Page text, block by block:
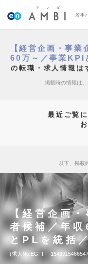
若手
【経営企画・事
60万～／事業KPI
の転職・求人情報は
掲載時の情報は、
最近ご覧
以下、掲載
【経営企画
者候補／年
とPLを統括
求人No.EGFFF-